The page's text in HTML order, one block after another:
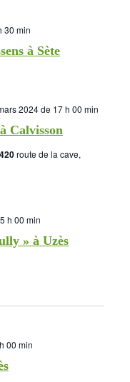
à Sète
30 min
Calvisson
2024 de 17 h 00 min
route de la cave,
» à Uzès
h 00 min
00 min